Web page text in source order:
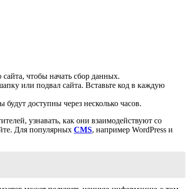
чтобы начать сбор данных.
или подвал сайта. Вставьте код в каждую
доступны через несколько часов.
узнавать, как они взаимодействуют со
Для популярных CMS, например WordPress и